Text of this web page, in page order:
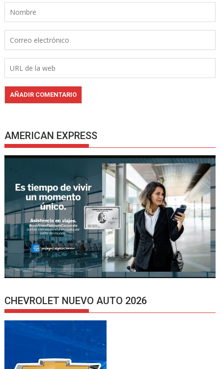
AMERICAN EXPRESS
CHEVROLET NUEVO AUTO 2026